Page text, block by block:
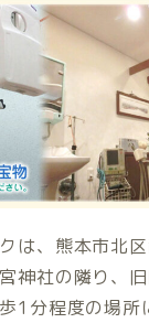
は、熊本市北
神社の隣り、
1分程度の場所